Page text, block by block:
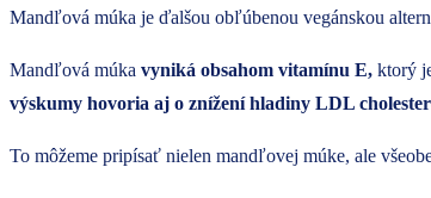
Mandľová múka je ďalšou obľúbenou vegánskou
Mandľová múka vyniká obsahom vitamínu E, ktorý
výskumy hovoria aj o znížení hladiny LDL
To môžeme pripísať nielen mandľovej múke, ale